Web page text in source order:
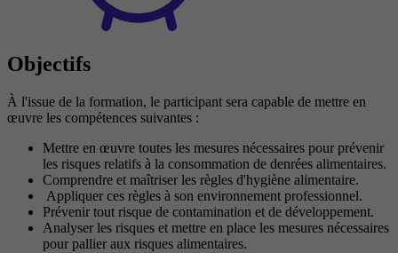
Objectifs
À l'issue de la formation, le participant sera capable de mettre en
œuvre les compétences suivantes :
Mettre en œuvre toutes les mesures nécessaires pour prévenir
les risques relatifs à la consommation de denrées alimentaires.
Comprendre et maîtriser les règles d'hygiène alimentaire.
Appliquer ces règles à son environnement professionnel.
Prévenir tout risque de contamination et de développement.
Analyser les risques et mettre en place les mesures nécessaires
pour pallier aux risques alimentaires.